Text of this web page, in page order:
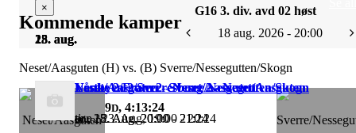
×
18. aug.
Neset/Aasguten - Sverre/Nessegutten/Skogn
tir., 18. Aug, 20:00 - 21:24
×
23. aug.
Vestbyen 2/Sverresborg 2 - Neset/Aasguten
søn., 23. Aug, 19:00 - 20:24
×
25. aug.
Lånke 2/Fram 2 - Neset/Aasguten
tir., 25. Aug, 20:00 - 21:24
Kommende kamper
G16 3. div. avd 02 høst
18 aug. 2026 - 20:00
Neset/Aasguten (H) vs. (B) Sverre/Nessegutten/Skogn
9D, 4:13:23